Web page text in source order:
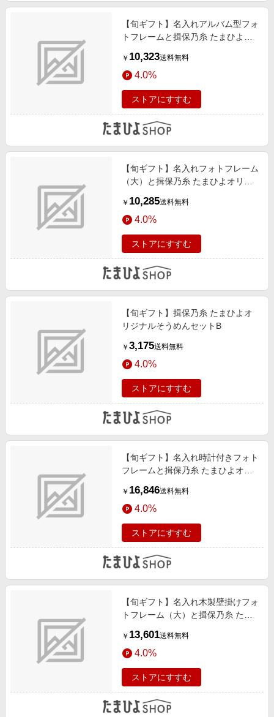
【旬ギフト】名入れアルバム型フォ
トフレームと揖保乃糸 たまひよオ
￥ 10,323送料無料
4.0%
ストアにすすむ
【旬ギフト】名入れフォトフレーム
（大）と揖保乃糸 たまひよオリジ
￥ 10,285送料無料
4.0%
ストアにすすむ
【旬ギフト】揖保乃糸 たまひよオ
リジナルそうめんセットB
￥ 3,175送料無料
4.0%
ストアにすすむ
【旬ギフト】名入れ時計付きフォト
フレームと揖保乃糸 たまひよオリ
￥ 16,846送料無料
4.0%
ストアにすすむ
【旬ギフト】名入れ木製壁掛けフォ
トフレーム（大）と揖保乃糸 たま
￥ 13,601送料無料
4.0%
ストアにすすむ